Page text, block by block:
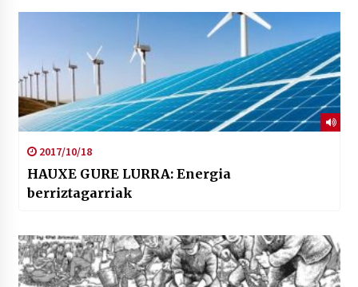
2017/10/18
HAUXE GURE LURRA: Energia
berriztagarriak